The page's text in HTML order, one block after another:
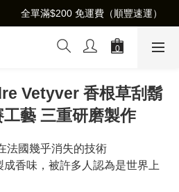
全單滿$200 免運費（順豐速運）
Vetyver 香根草刮鬍
藝 三重研磨製作
法國幾乎消失的技術
香味，被許多人認為是世界上